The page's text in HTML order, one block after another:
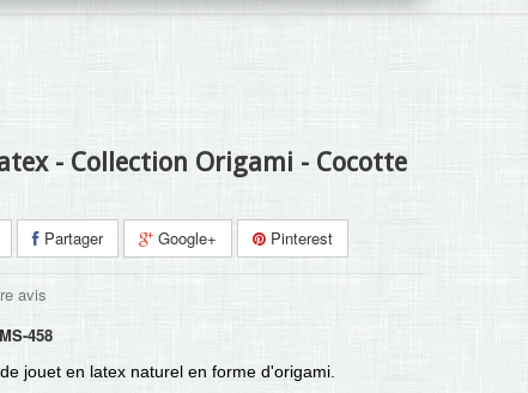
- Collection Origami - Cocotte
Partager Google+ Pinterest
avis
MS-458
jouet en latex naturel en forme d'origami.